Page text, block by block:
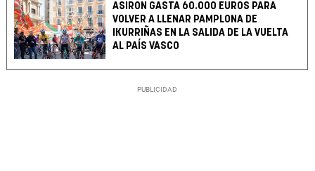
ASIRON GASTA 60.000 EUROS PARA
VOLVER A LLENAR PAMPLONA DE
IKURRIÑAS EN LA SALIDA DE LA VUELTA
AL PAÍS VASCO